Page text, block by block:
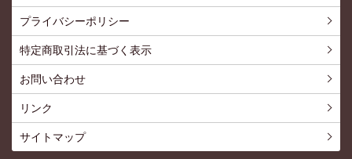
プライバシーポリシー
特定商取引法に基づく表示
お問い合わせ
リンク
サイトマップ